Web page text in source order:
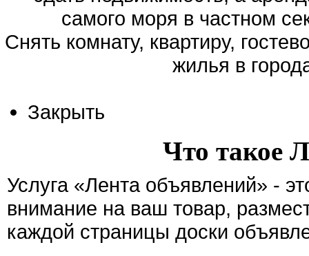
самого моря в частном
Cнять комнату, квартиру,
жилья в
Закрыть
Что такое
Услуга «Лента объявлений» -
внимание на ваш товар,
каждой страницы доски